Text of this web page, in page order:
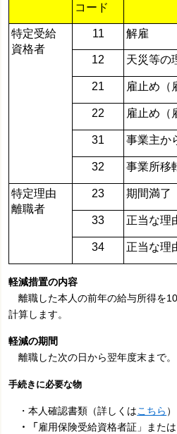
コード
特定受給
資格者
11 解雇
12 天災等の
21 雇止め（
22 雇止め（
31 事業主か
32 事業所移
特定理由
離職者
23 期間満了
33 正当な理
34 正当な理
軽減措置の内容
離職した本人の前年の給与所得を
計算します。
軽減の期間
離職した次の日から翌年度末まで。
手続きに必要な物
・本人確認書類（詳しくはこちら ）
・「雇用保険受給資格者証」また